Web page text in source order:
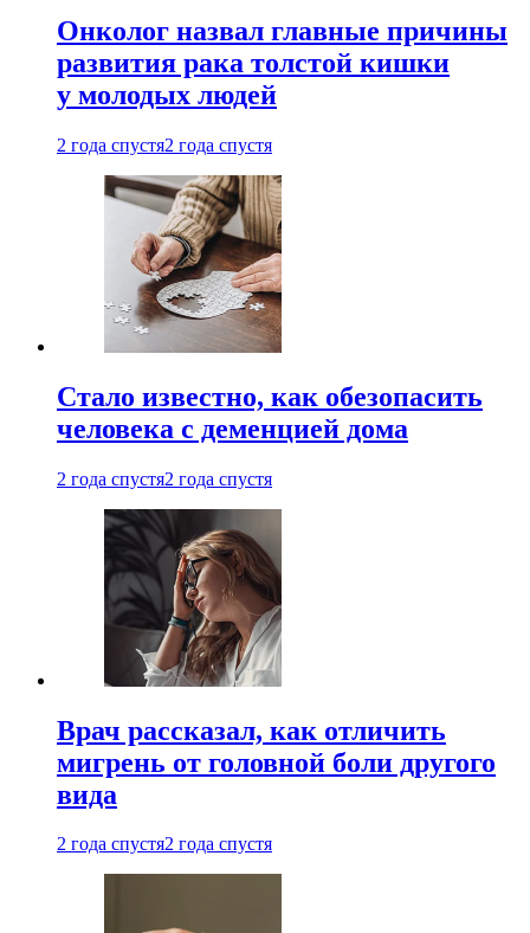
Онколог назвал главные причины
развития рака толстой кишки
у молодых людей
2 года спустя2 года спустя
Стало известно, как обезопасить
человека с деменцией дома
2 года спустя2 года спустя
Врач рассказал, как отличить
мигрень от головной боли другого
вида
2 года спустя2 года спустя